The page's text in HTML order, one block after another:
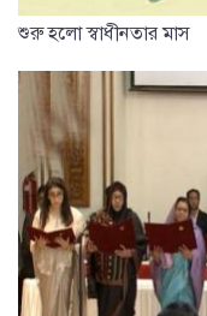
শুরু হলো স্বাধীনতার মাস